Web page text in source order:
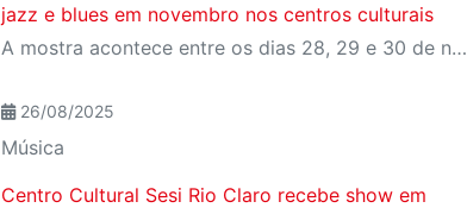
jazz e blues em novembro nos centros culturais
A mostra acontece entre os dias 28, 29 e 30 de novembro nos Centros Culturais SESI
26/08/2025
Música
Centro Cultural Sesi Rio Claro recebe show em